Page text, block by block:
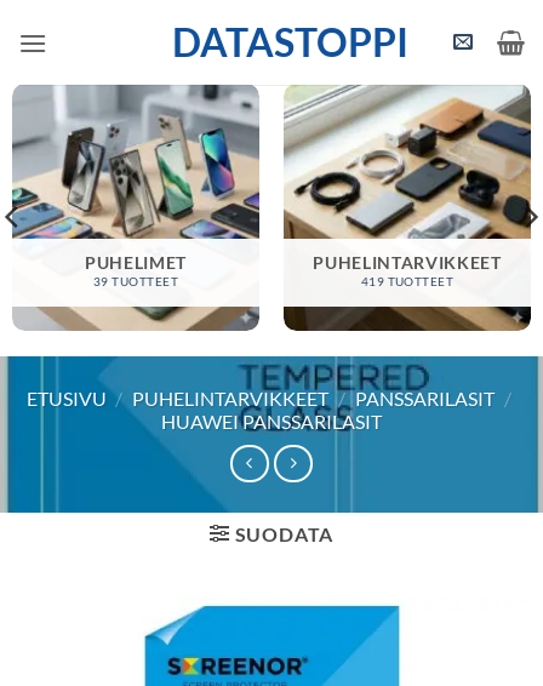
DATASTOPPI
PUHELIMET
39 TUOTTEET
PUHELINTARVIKKEET
419 TUOTTEET
ETUSIVU / PUHELINTARVIKKEET / PANSSARILASIT /
HUAWEI PANSSARILASIT
SUODATA